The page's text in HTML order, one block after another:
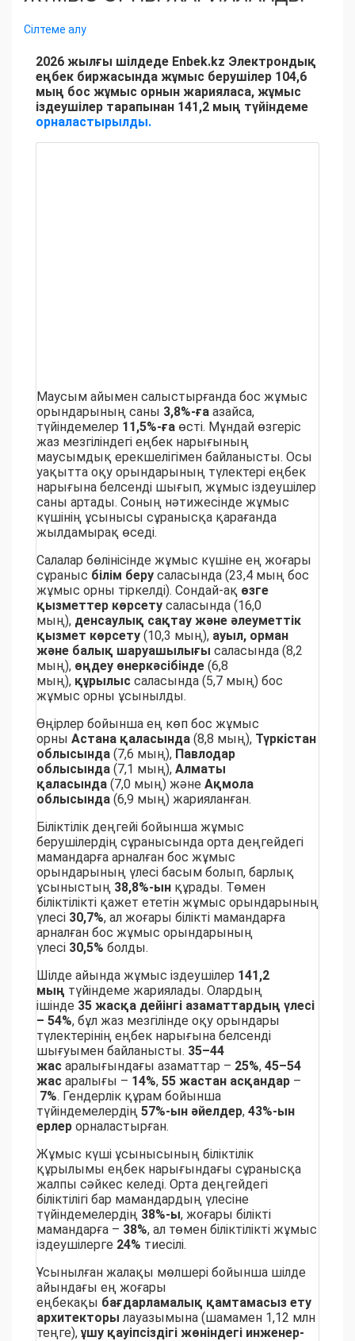
Сілтеме алу
2026 жылғы шілдеде Enbek.kz Электрондық
еңбек биржасында жұмыс берушілер 104,6
мың бос жұмыс орнын жарияласа, жұмыс
іздеушілер тарапынан 141,2 мың түйіндеме
орналастырылды.
Маусым айымен салыстырғанда бос жұмыс
орындарының саны 3,8%-ға азайса,
түйіндемелер 11,5%-ға өсті. Мұндай өзгеріс
жаз мезгіліндегі еңбек нарығының
маусымдық ерекшелігімен байланысты. Осы
уақытта оқу орындарының түлектері еңбек
нарығына белсенді шығып, жұмыс іздеушілер
саны артады. Соның нәтижесінде жұмыс
күшінің ұсынысы сұранысқа қарағанда
жылдамырақ өседі.
Салалар бөлінісінде жұмыс күшіне ең жоғары
сұраныс білім беру саласында (23,4 мың бос
жұмыс орны тіркелді). Сондай-ақ өзге
қызметтер көрсету саласында (16,0
мың), денсаулық сақтау және әлеуметтік
қызмет көрсету (10,3 мың), ауыл, орман
және балық шаруашылығы саласында (8,2
мың), өңдеу өнеркәсібінде (6,8
мың), құрылыс саласында (5,7 мың) бос
жұмыс орны ұсынылды.
Өңірлер бойынша ең көп бос жұмыс
орны Астана қаласында (8,8 мың), Түркістан
облысында (7,6 мың), Павлодар
облысында (7,1 мың), Алматы
қаласында (7,0 мың) және Ақмола
облысында (6,9 мың) жарияланған.
Біліктілік деңгейі бойынша жұмыс
берушілердің сұранысында орта деңгейдегі
мамандарға арналған бос жұмыс
орындарының үлесі басым болып, барлық
ұсыныстың 38,8%-ын құрады. Төмен
біліктілікті қажет ететін жұмыс орындарының
үлесі 30,7%, ал жоғары білікті мамандарға
арналған бос жұмыс орындарының
үлесі 30,5% болды.
Шілде айында жұмыс іздеушілер 141,2
мың түйіндеме жариялады. Олардың
ішінде 35 жасқа дейінгі азаматтардың үлесі
– 54%, бұл жаз мезгілінде оқу орындары
түлектерінің еңбек нарығына белсенді
шығуымен байланысты. 35–44
жас аралығындағы азаматтар – 25%, 45–54
жас аралығы – 14%, 55 жастан асқандар –
7%. Гендерлік құрам бойынша
түйіндемелердің 57%-ын әйелдер, 43%-ын
ерлер орналастырған.
Жұмыс күші ұсынысының біліктілік
құрылымы еңбек нарығындағы сұранысқа
жалпы сәйкес келеді. Орта деңгейдегі
біліктілігі бар мамандардың үлесіне
түйіндемелердің 38%-ы, жоғары білікті
мамандарға – 38%, ал төмен біліктілікті жұмыс
іздеушілерге 24% тиесілі.
Ұсынылған жалақы мөлшері бойынша шілде
айындағы ең жоғары
еңбекақы бағдарламалық қамтамасыз ету
архитекторы лауазымына (шамамен 1,12 млн
теңге),ұшу қауіпсіздігі жөніндегі инженер-